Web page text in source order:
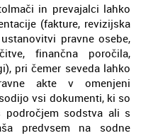
in prevajalci lahko
(fakture, revizijska
pravne osebe,
finančna poročila,
pri čemer seveda lahko
akte v omenjeni
vsi dokumenti, ki so
sodstva ali s
predvsem na sodne